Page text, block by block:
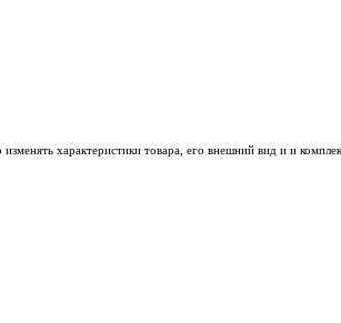
характеристики товара, его внешний вид и и